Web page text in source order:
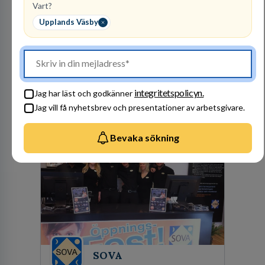
Vart?
Upplands Väsby
Jag har läst och godkänner integritetspolicyn.
Jag vill få nyhetsbrev och presentationer av arbetsgivare.
Bevaka sökning
PerformIQ
REKRYTERING- OCH
BEMANNING
29lediga jobb
som du letar efter. Ansvarstagande,
dedikerade, fokuserade. Stark teamkänsla,
för idrottens egenskaper.
SOVA